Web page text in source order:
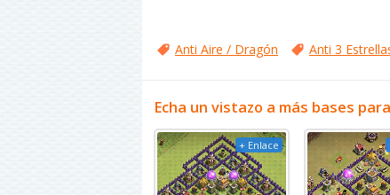
Anti Aire / Dragón Anti 3
Echa un vistazo a más bases
+ Enlace